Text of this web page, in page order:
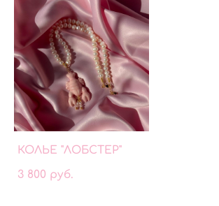
КОЛЬЕ "ЛОБСТЕР"
3 800 pуб.